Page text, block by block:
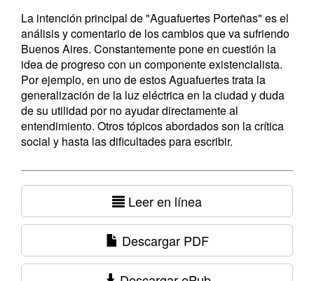
La intención principal de "Aguafuertes Porteñas" es el
análisis y comentario de los cambios que va sufriendo
Buenos Aires. Constantemente pone en cuestión la
idea de progreso con un componente existencialista.
Por ejemplo, en uno de estos Aguafuertes trata la
generalización de la luz eléctrica en la ciudad y duda
de su utilidad por no ayudar directamente al
entendimiento. Otros tópicos abordados son la crítica
social y hasta las dificultades para escribir.
Leer en línea
Descargar PDF